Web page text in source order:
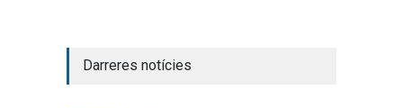
Darreres notícies